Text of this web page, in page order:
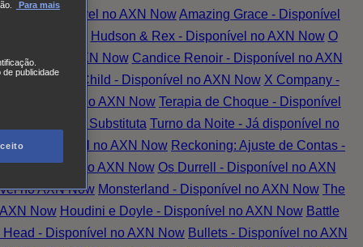
- Disponível no AXN NowAmazing Grace - Disponível
no AXN Now Hudson & Rex - Disponível no AXN Now O
no AXN Now Candice Renoir - Disponível no AXN
Now Love Child - Disponível no AXN Now X Company -
- Disponível no AXN Now Terapia de Choque - Disponível
A Substituta Turno da Noite - Já disponível no
- Disponível no AXN Now Reckoning: Ajuste de Contas -
- Disponível no AXN Now Os Durrell - Disponível no AXN
no AXN Now Monsterland - Disponível no AXN Now The
Now Houdini e Doyle - Disponível no AXN Now Battle
Head - Disponível no AXN Now Bullets - Disponível no AXN
Para mais
publicidade